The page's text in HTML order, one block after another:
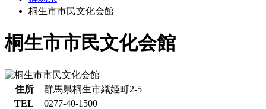
桐生市市民文化会館
桐生市市民文化会館
住所
群馬県桐生市織姫町2-5
TEL
0277-40-1500